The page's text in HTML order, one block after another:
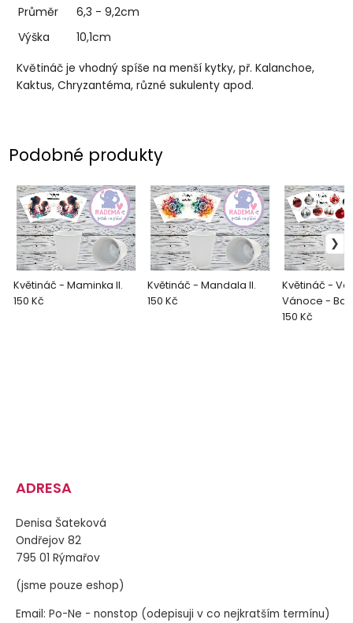
Průměr
6,3 - 9,2cm
Výška
10,1cm
Květináč je vhodný spíše na menší kytky, př. Kalanchoe,
Kaktus, Chryzantéma, různé sukulenty apod.
Podobné produkty
Květináč - Maminka II.
150 Kč
Květináč - Mandala II.
150 Kč
Květináč -
Vánoce -
150 Kč
ADRESA
Denisa Šateková
Ondřejov 82
795 01 Rýmařov
(jsme pouze eshop)
Email: Po-Ne - nonstop (odepisuji v co nejkratším termínu)